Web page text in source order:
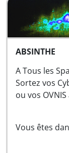
ABSINTHE
A Tous les
Sortez vos
ou vos
Vous êtes